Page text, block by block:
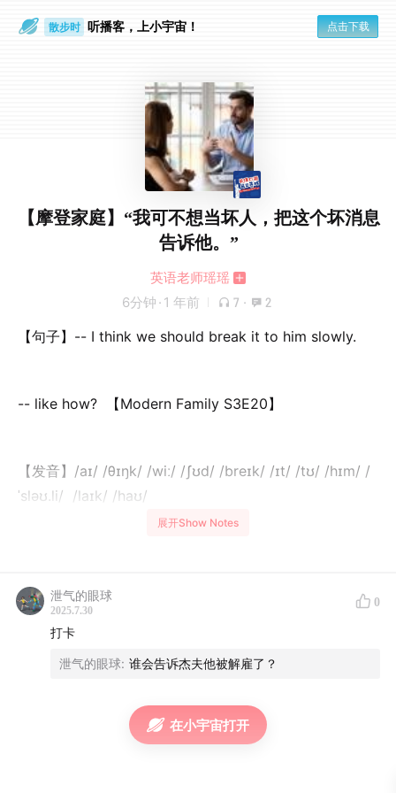
散步时 听播客，上小宇宙！ 点击下载
【摩登家庭】“我可不想当坏人，把这个坏消息
告诉他。”
英语老师瑶瑶
6分钟 · 1 年前 7 · 2
【句子】-- I think we should break it to him slowly.
-- like how? 【Modern Family S3E20】
【发音】/aɪ/ /θɪŋk/ /wiː/ /ʃʊd/ /breɪk/ /ɪt/ /tʊ/ /hɪm/ /
ˈsləʊ.li/ /laɪk/ /haʊ/
to失去爆破；like how不完全爆破；
【翻译】——我觉得我们应该循序渐进地告诉他（这个坏
展开Show Notes
泄气的眼球
2025.7.30
0
打卡
泄气的眼球: 谁会告诉杰夫他被解雇了？
在小宇宙打开